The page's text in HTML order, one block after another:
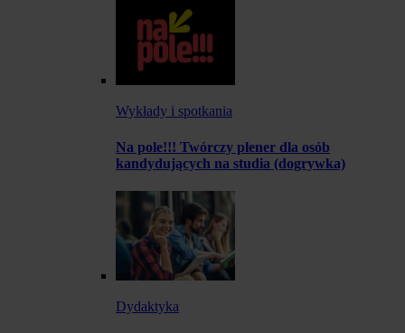
Wykłady i spotkania
Na pole!!! Twórczy plener dla osób
kandydujących na studia (dogrywka)
Dydaktyka